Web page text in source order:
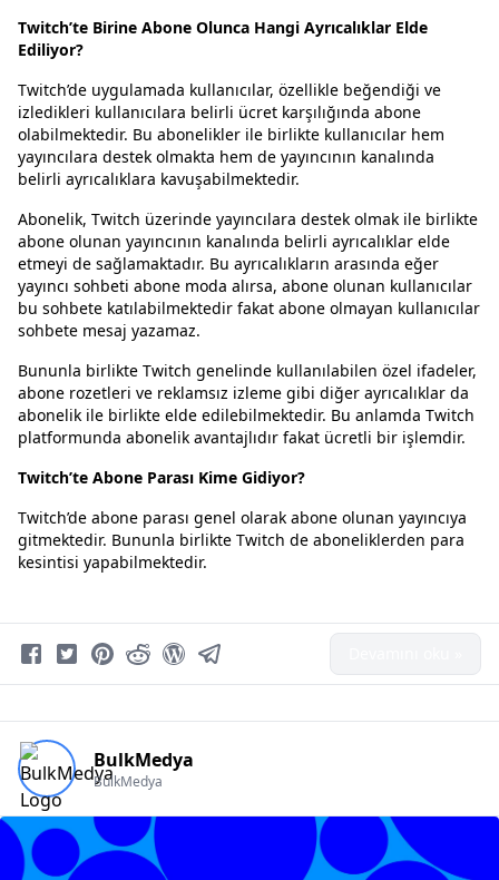
Twitch’te Birine Abone Olunca Hangi Ayrıcalıklar Elde
Ediliyor?
Twitch’de uygulamada kullanıcılar, özellikle beğendiği ve
izledikleri kullanıcılara belirli ücret karşılığında abone
olabilmektedir. Bu abonelikler ile birlikte kullanıcılar hem
yayıncılara destek olmakta hem de yayıncının kanalında
belirli ayrıcalıklara kavuşabilmektedir.
Abonelik, Twitch üzerinde yayıncılara destek olmak ile birlikte
abone olunan yayıncının kanalında belirli ayrıcalıklar elde
etmeyi de sağlamaktadır. Bu ayrıcalıkların arasında eğer
yayıncı sohbeti abone moda alırsa, abone olunan kullanıcılar
bu sohbete katılabilmektedir fakat abone olmayan kullanıcılar
sohbete mesaj yazamaz.
Bununla birlikte Twitch genelinde kullanılabilen özel ifadeler,
abone rozetleri ve reklamsız izleme gibi diğer ayrıcalıklar da
abonelik ile birlikte elde edilebilmektedir. Bu anlamda Twitch
platformunda abonelik avantajlıdır fakat ücretli bir işlemdir.
Twitch’te Abone Parası Kime Gidiyor?
Twitch’de abone parası genel olarak abone olunan yayıncıya
gitmektedir. Bununla birlikte Twitch de aboneliklerden para
kesintisi yapabilmektedir.
BulkMedya
BulkMedya